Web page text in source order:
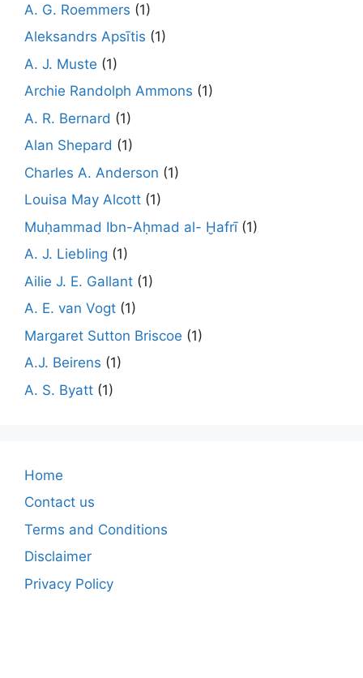
A. G. Roemmers (1)
Aleksandrs Apsītis (1)
A. J. Muste (1)
Archie Randolph Ammons (1)
A. R. Bernard (1)
Alan Shepard (1)
Charles A. Anderson (1)
Louisa May Alcott (1)
Muḥammad Ibn-Aḥmad al- Ḫafrī(1)
A. J. Liebling (1)
Ailie J. E. Gallant (1)
A. E. van Vogt (1)
Margaret Sutton Briscoe (1)
A.J. Beirens (1)
A. S. Byatt (1)
Home
Contact us
Terms and Conditions
Disclaimer
Privacy Policy